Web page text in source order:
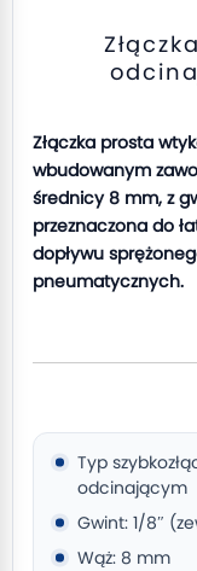
Złączka prosta
wbudowanym
średnicy 8 mm, z
przeznaczona do
dopływu
pneumatycznych.
Typ
odcinającym
Gwint: 1/8″
Wąż: 8 mm